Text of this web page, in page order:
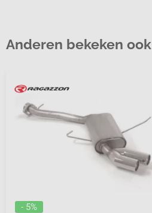
Anderen bekeken ook
- 5%